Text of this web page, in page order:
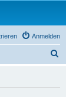
Anmelden